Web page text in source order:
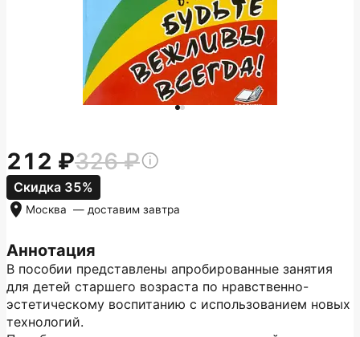
Аннотация
В пособии представлены апробированные занятия
для детей старшего возраста по нравственно-
эстетическому воспитанию с использованием новых
технологий.
212 326
Скидка 35%
Москва — доставим завтра